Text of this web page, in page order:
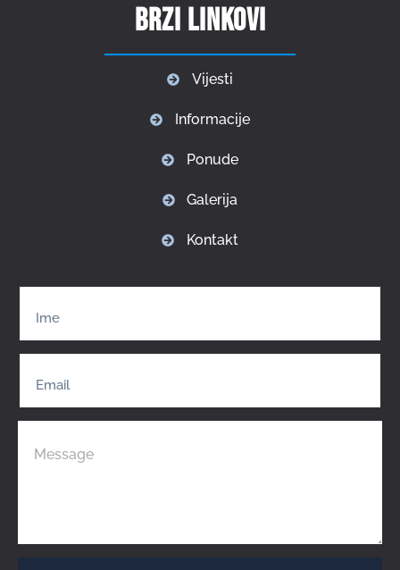
Brzi linkovi
Vijesti
Informacije
Ponude
Galerija
Kontakt